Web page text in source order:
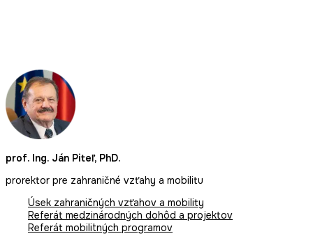
prof. Ing. Ján Piteľ, PhD.
prorektor pre zahraničné vzťahy a mobilitu
Úsek zahraničných vzťahov a mobility
Referát medzinárodných dohôd a projektov
Referát mobilitných programov